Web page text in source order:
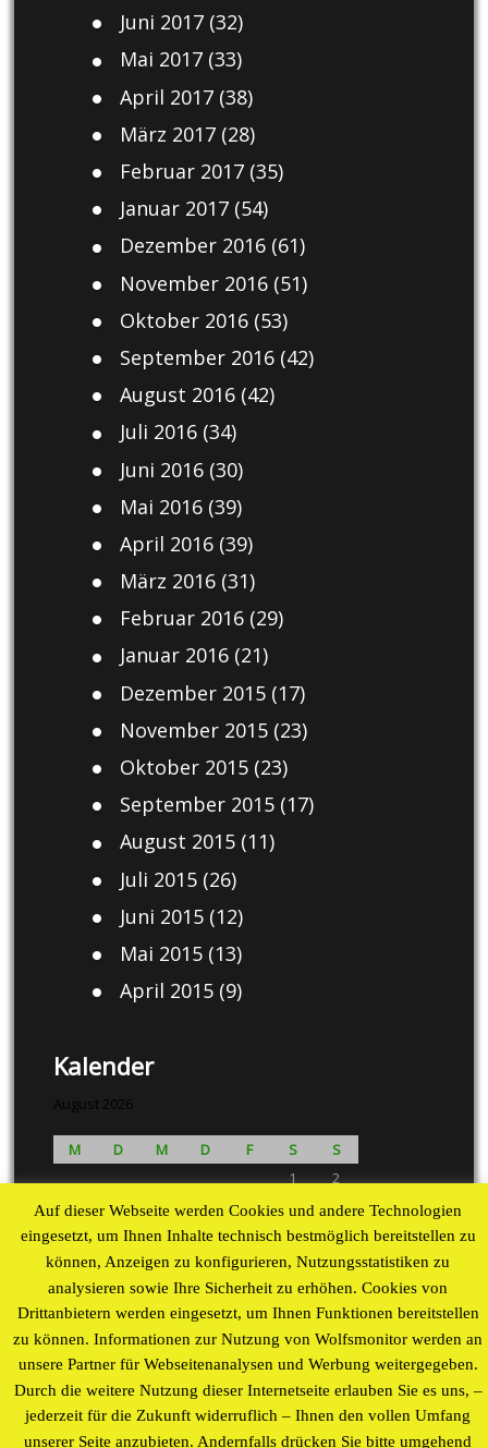
Juni 2017(32)
Mai 2017(33)
April 2017(38)
März 2017(28)
Februar 2017(35)
Januar 2017(54)
Dezember 2016(61)
November 2016(51)
Oktober 2016(53)
September 2016(42)
August 2016(42)
Juli 2016(34)
Juni 2016(30)
Mai 2016(39)
April 2016(39)
März 2016(31)
Februar 2016(29)
Januar 2016(21)
Dezember 2015(17)
November 2015(23)
Oktober 2015(23)
September 2015(17)
August 2015(11)
Juli 2015(26)
Juni 2015(12)
Mai 2015(13)
April 2015(9)
Kalender
August 2026
M D M D F S
S
1
2
3
4 5 6 7 8
9
10
11 12 13 14 15
16
17
18 19 20 21 22
23
24
25 26 27 28 29
30
31
« Aug
Proudly powered by WordPresstheme byWP Blogs
Auf dieser Webseite werden Cookies und andere Technologien
eingesetzt, um Ihnen Inhalte technisch bestmöglich bereitstellen zu
können, Anzeigen zu konfigurieren, Nutzungsstatistiken zu
analysieren sowie Ihre Sicherheit zu erhöhen. Cookies von
Drittanbietern werden eingesetzt, um Ihnen Funktionen bereitstellen
zu können. Informationen zur Nutzung von Wolfsmonitor werden an
unsere Partner für Webseitenanalysen und Werbung weitergegeben.
Durch die weitere Nutzung dieser Internetseite erlauben Sie es uns, –
jederzeit für die Zukunft widerruflich – Ihnen den vollen Umfang
unserer Seite anzubieten. Andernfalls drücken Sie bitte umgehend